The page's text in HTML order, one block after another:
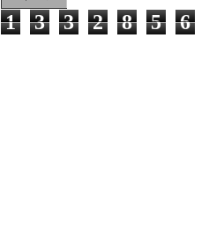
1 3 3 2 8 5 6